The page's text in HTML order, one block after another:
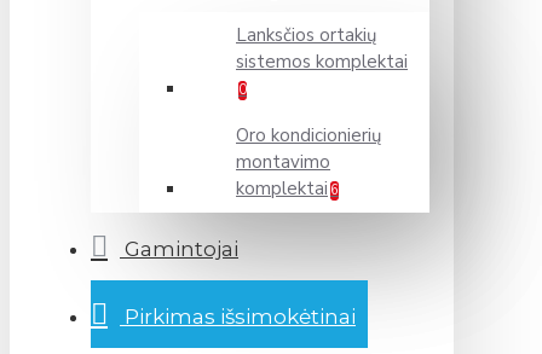
Lanksčios ortakių
sistemos komplektai
0
Oro kondicionierių
montavimo
komplektai 6
Gamintojai
Pirkimas išsimokėtinai